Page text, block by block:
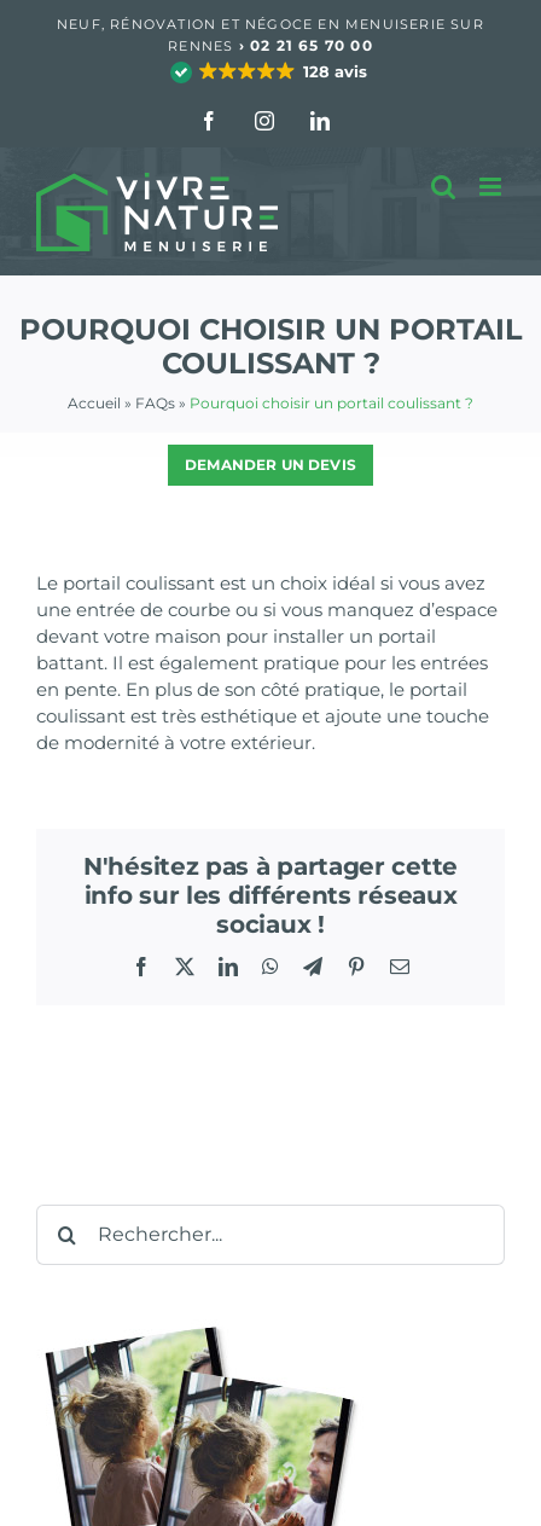
NEUF, RÉNOVATION ET NÉGOCE EN MENUISERIE SUR
RENNES › 02 21 65 70 00
128 avis
FacebookInstagramLinkedIn
POURQUOI CHOISIR UN PORTAIL
COULISSANT ?
Accueil » FAQs » Pourquoi choisir un portail coulissant ?
DEMANDER UN DEVIS
Le portail coulissant est un choix idéal si vous avez
une entrée de courbe ou si vous manquez d’espace
devant votre maison pour installer un portail
battant. Il est également pratique pour les entrées
en pente. En plus de son côté pratique, le portail
coulissant est très esthétique et ajoute une touche
de modernité à votre extérieur.
N'hésitez pas à partager cette
info sur les différents réseaux
sociaux !
Facebook LinkedInWhatsApp
TelegramPinterestEmail
Rechercher: